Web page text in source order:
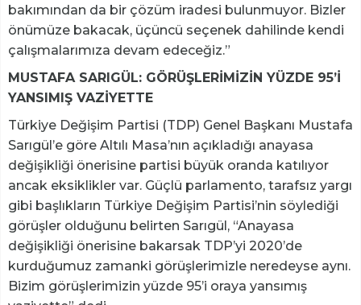
bakımından da bir çözüm iradesi bulunmuyor. Bizler
önümüze bakacak, üçüncü seçenek dahilinde kendi
çalışmalarımıza devam edeceğiz.”
MUSTAFA SARIGÜL: GÖRÜŞLERİMİZİN YÜZDE 95’İ
YANSIMIŞ VAZİYETTE
Türkiye Değişim Partisi (TDP) Genel Başkanı Mustafa
Sarıgül’e göre Altılı Masa’nın açıkladığı anayasa
değişikliği önerisine partisi büyük oranda katılıyor
ancak eksiklikler var. Güçlü parlamento, tarafsız yargı
gibi başlıkların Türkiye Değişim Partisi’nin söylediği
görüşler olduğunu belirten Sarıgül, “Anayasa
değişikliği önerisine bakarsak TDP’yi 2020’de
kurduğumuz zamanki görüşlerimizle neredeyse aynı.
Bizim görüşlerimizin yüzde 95’i oraya yansımış